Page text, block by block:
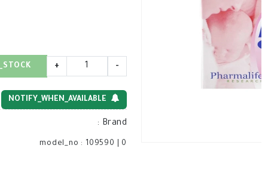
-
+
NOTIFY_WHEN_AVAILABLE
Brand
:
model_no : 109590 0